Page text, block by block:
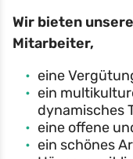
Wir bieten
Mitarbeiter,
eine
ein
dynamisches
eine offene
ein schönes